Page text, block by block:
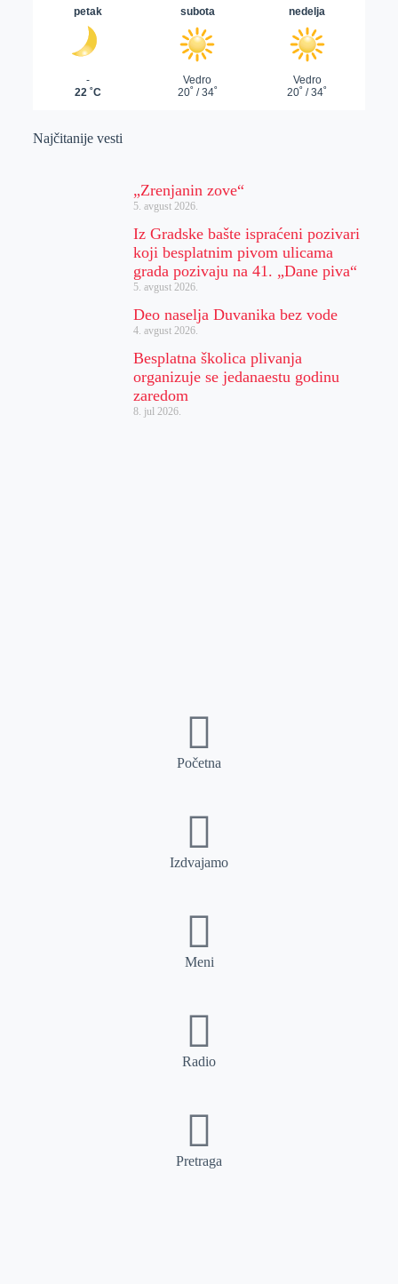
Najčitanije vesti
„Zrenjanin zove“
5. avgust 2026.
Iz Gradske bašte ispraćeni pozivari
koji besplatnim pivom ulicama
grada pozivaju na 41. „Dane piva“
5. avgust 2026.
Deo naselja Duvanika bez vode
4. avgust 2026.
Besplatna školica plivanja
organizuje se jedanaestu godinu
zaredom
8. jul 2026.
Početna
Izdvajamo
Meni
Radio
Pretraga